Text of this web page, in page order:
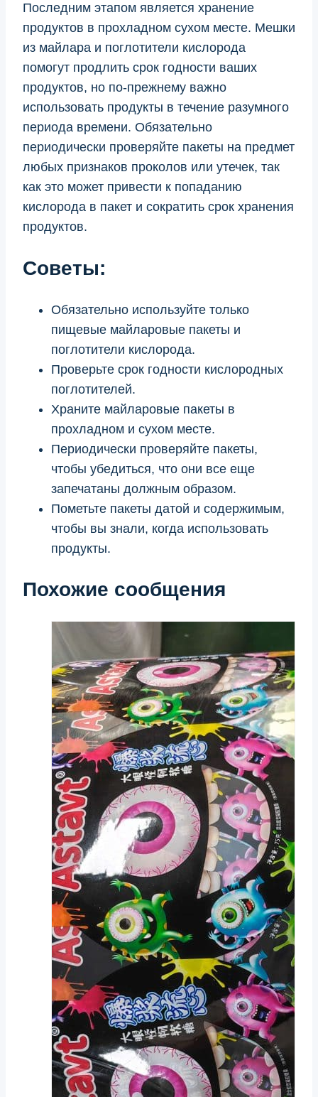
Последним этапом является хранение
продуктов в прохладном сухом месте. Мешки
из майлара и поглотители кислорода
помогут продлить срок годности ваших
продуктов, но по-прежнему важно
использовать продукты в течение разумного
периода времени. Обязательно
периодически проверяйте пакеты на предмет
любых признаков проколов или утечек, так
как это может привести к попаданию
кислорода в пакет и сократить срок хранения
продуктов.
Советы:
Обязательно используйте только
пищевые майларовые пакеты и
поглотители кислорода.
Проверьте срок годности кислородных
поглотителей.
Храните майларовые пакеты в
прохладном и сухом месте.
Периодически проверяйте пакеты,
чтобы убедиться, что они все еще
запечатаны должным образом.
Пометьте пакеты датой и содержимым,
чтобы вы знали, когда использовать
продукты.
Похожие сообщения